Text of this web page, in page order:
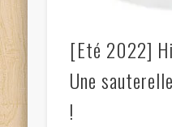
[Eté 2022]
Une
!